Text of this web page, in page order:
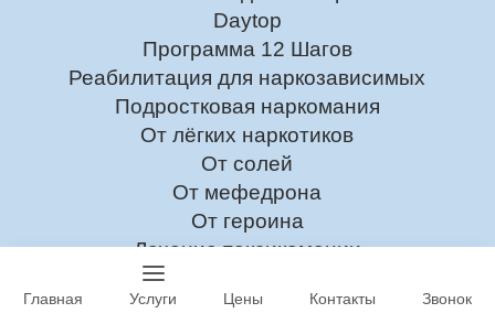
Daytop
Программа 12 Шагов
Реабилитация для наркозависимых
Подростковая наркомания
От лёгких наркотиков
От солей
От мефедрона
От героина
Лечение токсикомании
Главная Услуги Цены Контакты Звонок